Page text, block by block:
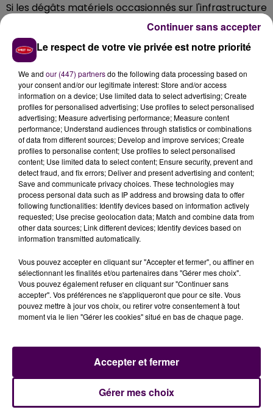
Si les dégâts matériels occasionnés sur l'infrastructure
comme sur l'engin sont importants, aussi étonnant
qu'il y paraisse, le chauffeur, non blessé, s'en sort avec
une grosse frayeur, pas plus. Aucun autre véhicule n'a
été impliqué dans cet accident qui aura nécessité une
longue opération de relevage et un ralentissement du
trafic dans ce secteur.
Crédit photos : Gendarmerie du Loir-et-Cher
À LA UNE
31 juillet 2026
11 juillet 2026
Inscrivez-vous au casting The Voice & The Voice
Kids !
Le respect de votre vie privée est notre priorité
We and our (447) partnersdo the following data processing based on
your consent and/or our legitimate interest: Store and/or access
information on a device; Use limited data to select advertising; Create
profiles for personalised advertising; Use profiles to select personalised
advertising; Measure advertising performance; Measure content
performance; Understand audiences through statistics or combinations
of data from different sources; Develop and improve services; Create
profiles to personalise content; Use profiles to select personalised
content; Use limited data to select content; Ensure security, prevent and
detect fraud, and fix errors; Deliver and present advertising and content;
Save and communicate privacy choices. These technologies may
process personal data such as IP address and browsing data to offer
following functionalities: Identify devices based on information actively
requested; Use precise geolocation data; Match and combine data from
other data sources; Link different devices; Identify devices based on
information transmitted automatically.
Vous pouvez accepter en cliquant sur "Accepter et fermer", ou affiner en
sélectionnant les finalités et/ou partenaires dans "Gérer mes choix".
Vous pouvez également refuser en cliquant sur "Continuer sans
accepter". Vos préférences ne s'appliqueront que pour ce site. Vous
pouvez mettre à jour vos choix, ou retirer votre consentement à tout
moment via le lien "Gérer les cookies" situé en bas de chaque page.
Gérer mes choix
Accepter et fermer
Continuer sans accepter